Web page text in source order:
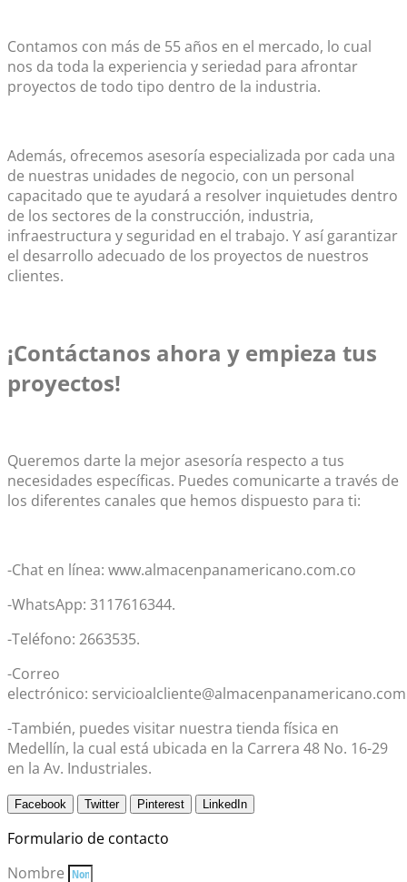
Contamos con más de 55 años en el mercado, lo cual
nos da toda la experiencia y seriedad para afrontar
proyectos de todo tipo dentro de la industria.
Además, ofrecemos asesoría especializada por cada una
de nuestras unidades de negocio, con un personal
capacitado que te ayudará a resolver inquietudes dentro
de los sectores de la construcción, industria,
infraestructura y seguridad en el trabajo. Y así garantizar
el desarrollo adecuado de los proyectos de nuestros
clientes.
¡Contáctanos ahora y empieza tus
proyectos!
Queremos darte la mejor asesoría respecto a tus
necesidades específicas. Puedes comunicarte a través de
los diferentes canales que hemos dispuesto para ti:
-Chat en línea: www.almacenpanamericano.com.co
-WhatsApp: 3117616344.
-Teléfono: 2663535.
-Correo
electrónico:
-También, puedes visitar nuestra tienda física en
Medellín, la cual está ubicada en la Carrera 48 No. 16-29
en la Av. Industriales.
Facebook Twitter Pinterest LinkedIn
Formulario de contacto
Nombre